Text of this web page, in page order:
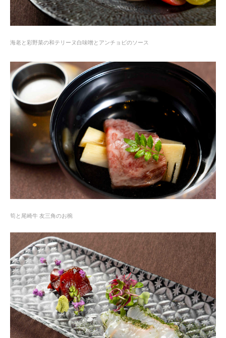
海老と彩野菜の和テリーヌ白味噌とアンチョビのソース
筍と尾崎牛 友三角のお椀